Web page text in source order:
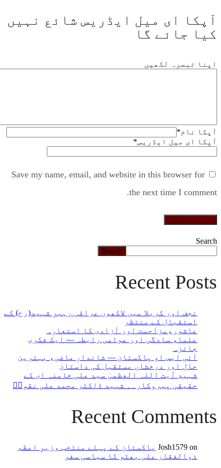
آپکا ای میل ایڈریس شائع نہیں
کیا جائے گا
اپنا تبصرہ لکھیں
آپکا نام*
آپکا ای میل ایڈریس*
Save my name, email, and website in this browser for
the next time I comment.
Search
Search
Recent Posts
نجف اور کربلا میں لاکھوں عراقی رہبرِ شہید(رح) کے
استقبال کے منتظر
عاشور،مزاحمت اور آزادی کا استعارہ
علما، سادگی اور عوامی رابطہ — ایک فکری
جائزہ
آئی ایس او پاکستان — شاندار ماضی، بہترین
حال اور درخشاں مستقبل کی داستان
شہیدِ آیت اللہ العظمیٰ سید علی خامنہ ای کے
حقیقی پیروکار۔۔ شہید ڈاکٹر محمد علی نقویؒ
Recent Comments
Josh1579 on
پاکستان کے پہلے منتخب وزیرِ اعظم
ذوالفقار علی بھٹو کا سیاسی سفر